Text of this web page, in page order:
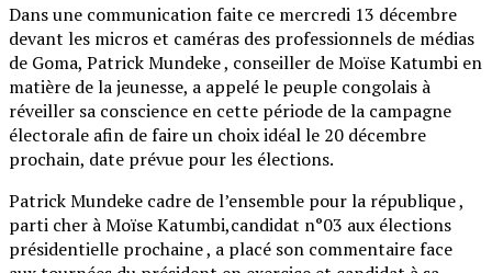
Dans une communication faite ce mercredi 13 décembre
devant les micros et caméras des professionnels de médias
de Goma, Patrick Mundeke , conseiller de Moïse Katumbi en
matière de la jeunesse, a appelé le peuple congolais à
réveiller sa conscience en cette période de la campagne
électorale afin de faire un choix idéal le 20 décembre
prochain, date prévue pour les élections.
Patrick Mundeke cadre de l’ensemble pour la république ,
parti cher à Moïse Katumbi,candidat n°03 aux élections
présidentielle prochaine , a placé son commentaire face